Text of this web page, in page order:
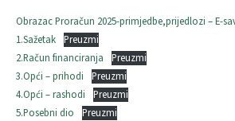
Obrazac Proračun 2025-primjedbe,prijedlozi – E-
1.Sažetak Preuzmi
2.Račun financiranja
Preuzmi
3.Opći – prihodi
Preuzmi
4.Opći – rashodi
Preuzmi
5.Posebni dio
Preuzmi